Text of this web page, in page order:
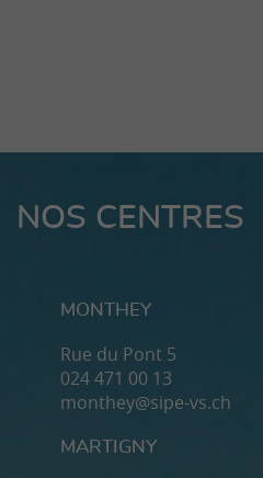
NOS CENTRES
MONTHEY
Rue du Pont 5
024 471 00 13
monthey@sipe-vs.ch
MARTIGNY